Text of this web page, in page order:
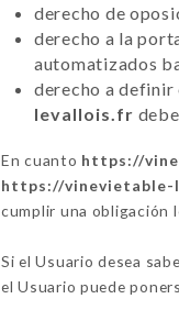
derecho de
derecho a la
automatizados
derecho a definir
levallois.fr
En cuanto https://
https://vinevietable-
cumplir una obligación
Si el Usuario desea
el Usuario puede